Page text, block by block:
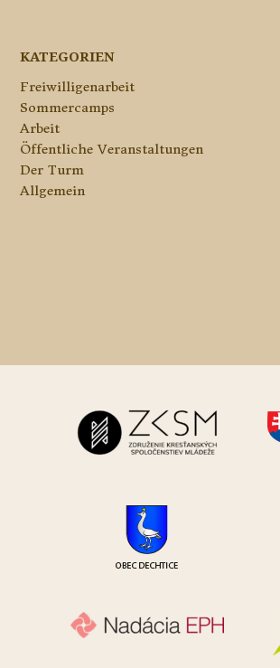
KATEGORIEN
Freiwilligenarbeit
Sommercamps
Arbeit
Öffentliche Veranstaltungen
Der Turm
Allgemein